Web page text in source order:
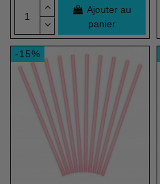
Ajouter au
panier
-15%